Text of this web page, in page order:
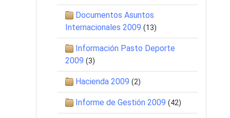
Documentos Asuntos
Internacionales 2009 (13)
Información Pasto Deporte
2009 (3)
Hacienda 2009 (2)
Informe de Gestión 2009 (42)